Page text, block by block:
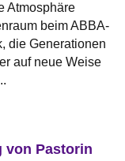
Atmosphäre
beim ABBA-
die Generationen
auf neue Weise
von Pastorin